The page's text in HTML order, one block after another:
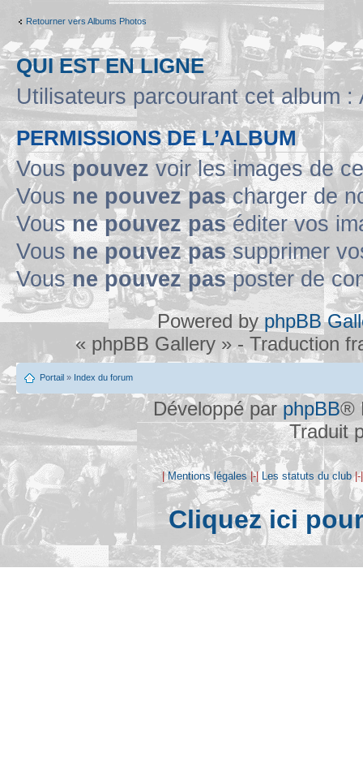
Retourner vers Albums Photos
QUI EST EN LIGNE
Utilisateurs parcourant cet album
PERMISSIONS DE L’ALBUM
Vouspouvez voir les images de
Vous ne pouvez pascharger de
Vousne pouvez paséditer vos
Vous ne pouvez passupprimer
Vousne pouvez pasposter de
Powered by phpBB
« phpBB Gallery » - Traduction
Portail » Index du forum
Développé parphpBB®
Traduit
|Mentions légales |-| Les statuts du club
Cliquez ici